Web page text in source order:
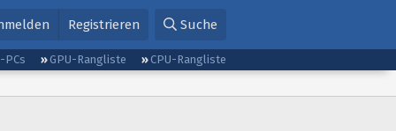
Registrieren Suche
PCs GPU-Rangliste
CPU-Rangliste